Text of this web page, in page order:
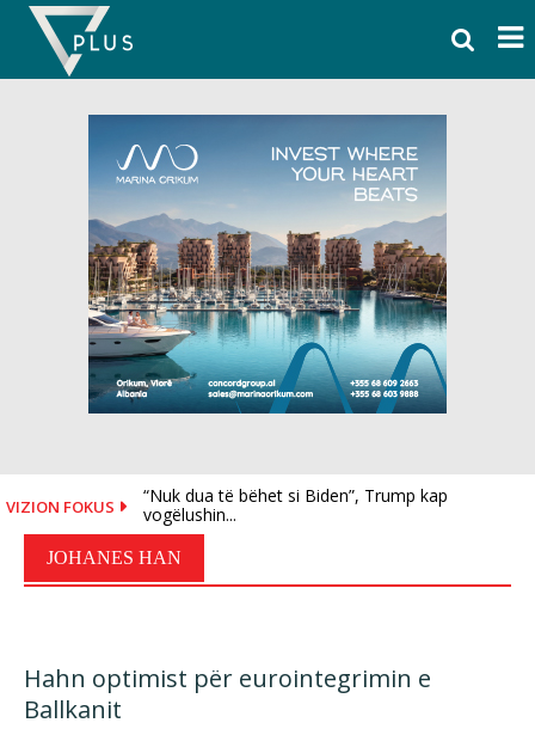
Skip
content
VIZION FOKUS
“Nuk dua të bëhet si Biden”, Trump kap
vogëlushin...
13-vjeçari me makinë të vjedhur shkakton
aksident tragjik në...
JOHANES HAN
Hahn optimist për eurointegrimin e
Ballkanit